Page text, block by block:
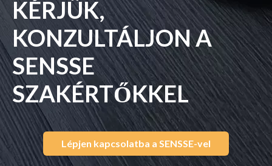
KÉRJÜK,
KONZULTÁLJON A
SENSSE
SZAKÉRTŐKKEL
Lépjen kapcsolatba a SENSSE-vel